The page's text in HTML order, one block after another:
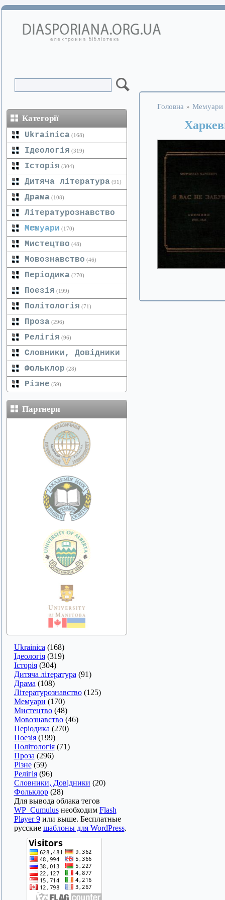
Категорії
Ukrainica (168)
Ідеологія (319)
Історія (304)
Дитяча література (91)
Драма (108)
Літературознавство
(125)
Мемуари (170)
Мистецтво (48)
Мовознавство (46)
Періодика (270)
Поезія (199)
Політологія (71)
Проза (296)
Релігія (96)
Словники, Довідники
(20)
Фольклор (28)
Різне (59)
Партнери
Ukrainica (168)
Ідеологія(319)
Історія(304)
Дитяча література (91)
Драма (108)
Літературознавство(125)
Мемуари (170)
Мистецтво(48)
Мовознавство(46)
Періодика (270)
Поезія(199)
Політологія(71)
Проза (296)
Різне(59)
Релігія(96)
Словники, Довідники (20)
Фольклор(28)
Для вывода облака тегов
WP_Cumulusнеобходим Flash
Player 9или выше. Бесплатные
русские шаблоны для WordPress.
Головна » Мемуари